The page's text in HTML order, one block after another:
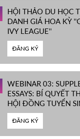
HỘI THẢO DU HỌC
DANH GIÁ HOA KỲ
IVY LEAGUE''
ĐĂNG KÝ
WEBINAR 03:
ESSAYS: BÍ QUYẾT
HỘI ĐỒNG TUYỂN
ĐẦU MỸ
ĐĂNG KÝ